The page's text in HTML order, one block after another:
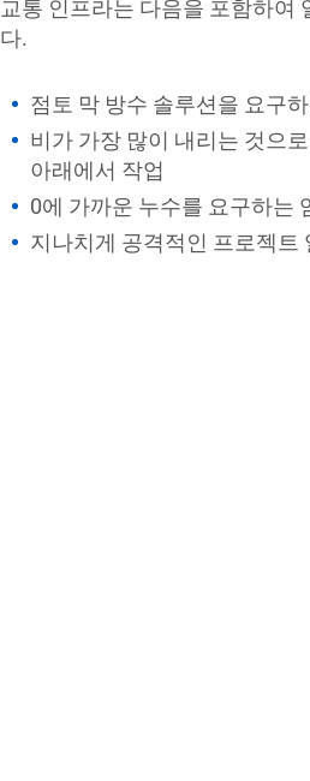
교통 인프라는 다음을 포함하여
다.
점토 막 방수 솔루션을 요구
비가 가장 많이 내리는 것으
아래에서 작업
0에 가까운 누수를 요구하는
지나치게 공격적인 프로젝트